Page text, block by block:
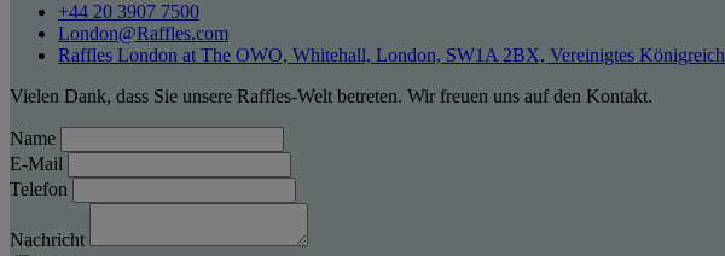
+44 20 3907 7500
London@Raffles.com
Raffles London at The OWO, Whitehall, London, SW1A 2BX, Vereinigtes Königreich
Vielen Dank, dass Sie unsere Raffles-Welt betreten. Wir freuen uns auf den Kontakt.
Name
E-Mail
Telefon
Nachricht